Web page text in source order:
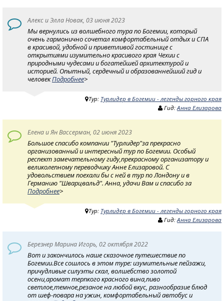
Алекс и Элла Новак, 03 июня 2023
Мы вернулись из волшебного тура по Богемии, который
очень гармонично сочетал комфортабельный отдых и СПА
в красивой, удобной и приветливой гостинице с
открытиями изумительно красивого края Чехии с
природными чудесами и богатейшей архитектурой и
историей. Опытный, сердечный и образованнейший гид и
человекПодробнее>
Тур: Турлидер в Богемии - легенды горного края
Гид:Анна Елизарова
Елена и Ян Вассерман, 02 июня 2023
Большое спасибо компании "Турлидер"за прекрасно
организованный и интересный тур по Богемии. Особый
респект замечательному гиду,прекрасному организатору и
великолепному переводчику Анне Елизаровой. С
удовольствием поехали бы с ней в тур по Лондону и в
Германию "Шварцвальд". Анна, удачи Вам и спасибо за
Подробнее>
Тур: Турлидер в Богемии - легенды горного края
Гид:Анна Елизарова
Березнер Марина Игорь, 02 октября 2022
Вот и закончилось наше сказочное путешествие по
Богемии.Все сошлось в этом туре: изумительные пейзажи,
причудливые силуэты скал, волшебство золотой
осени,аромат терпкого красного вина,пиво
светлое,темное,резаное на любой вкус, разнообразие блюд
от шеф-повара на ужин, комфортабельный автобус и